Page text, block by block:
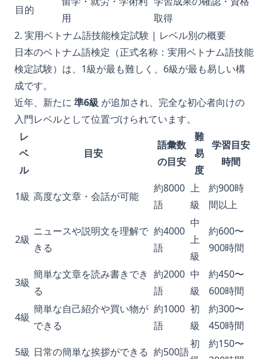
目的
用
取得
2. 実用ベトナム語技能検定試験 | レベル別の概要
日本のベトナム語検定（正式名称：実用ベトナム語技能
検定試験）は、1級が最も難しく、6級が最も易しい構
成です。
近年、新たに 準6級 が追加され、完全な初心者向けの
入門レベルとして位置づけられています。
レ
ベ
ル
目安
語彙数
の目安
難
易
度
学習目安
時間
1級 高度な文章・会話が可能
約8000
語
上
級
約900時
間以上
2級
ニュースや説明文を理解で
きる
約4000
語
中
上
級
約600〜
900時間
3級
簡単な文章を読み書きでき
る
約2000
語
中
級
約450〜
600時間
4級
簡単な自己紹介や買い物が
できる
約1000
語
初
級
約300〜
450時間
5級 日常の簡単な挨拶ができる 約500語
初
約150〜